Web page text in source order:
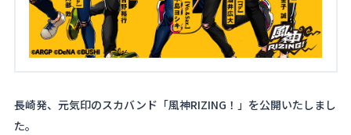
長崎発、元気印のスカバンド「風神RIZING！」を公開いたしまし
た。